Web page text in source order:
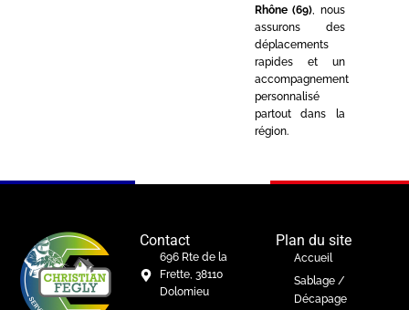
Rhône (69) , nous
assurons des
déplacements
rapides et un
accompagnement
personnalisé
partout dans la
région.
Contact
696 Rte de la
Frette, 38110
Dolomieu
Plan du site
Accueil
Sablage /
Décapage